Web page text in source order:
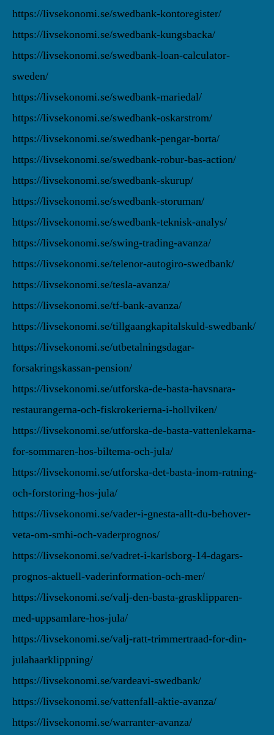
https://livsekonomi.se/swedbank-kontoregister/
https://livsekonomi.se/swedbank-kungsbacka/
https://livsekonomi.se/swedbank-loan-calculator-
sweden/
https://livsekonomi.se/swedbank-mariedal/
https://livsekonomi.se/swedbank-oskarstrom/
https://livsekonomi.se/swedbank-pengar-borta/
https://livsekonomi.se/swedbank-robur-bas-action/
https://livsekonomi.se/swedbank-skurup/
https://livsekonomi.se/swedbank-storuman/
https://livsekonomi.se/swedbank-teknisk-analys/
https://livsekonomi.se/swing-trading-avanza/
https://livsekonomi.se/telenor-autogiro-swedbank/
https://livsekonomi.se/tesla-avanza/
https://livsekonomi.se/tf-bank-avanza/
https://livsekonomi.se/tillgaangkapitalskuld-swedbank/
https://livsekonomi.se/utbetalningsdagar-
forsakringskassan-pension/
https://livsekonomi.se/utforska-de-basta-havsnara-
restaurangerna-och-fiskrokerierna-i-hollviken/
https://livsekonomi.se/utforska-de-basta-vattenlekarna-
for-sommaren-hos-biltema-och-jula/
https://livsekonomi.se/utforska-det-basta-inom-ratning-
och-forstoring-hos-jula/
https://livsekonomi.se/vader-i-gnesta-allt-du-behover-
veta-om-smhi-och-vaderprognos/
https://livsekonomi.se/vadret-i-karlsborg-14-dagars-
prognos-aktuell-vaderinformation-och-mer/
https://livsekonomi.se/valj-den-basta-grasklipparen-
med-uppsamlare-hos-jula/
https://livsekonomi.se/valj-ratt-trimmertraad-for-din-
julahaarklippning/
https://livsekonomi.se/vardeavi-swedbank/
https://livsekonomi.se/vattenfall-aktie-avanza/
https://livsekonomi.se/warranter-avanza/